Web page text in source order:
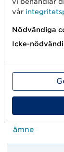
T4288 Typ
T4289 Typ
T4291 Typ
ämne
vår
Nödvändiga
Icke-